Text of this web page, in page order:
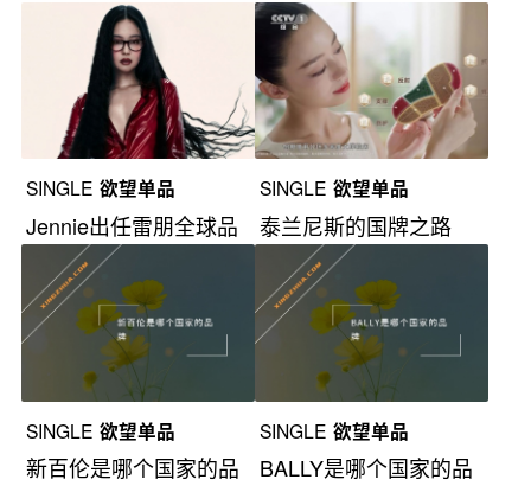
划亮相小白楼
杨颖
SINGLE 欲望单品
Jennie出任雷朋全球品
牌代言人
SINGLE 欲望单品
泰兰尼斯的国牌之路
SINGLE 欲望单品
新百伦是哪个国家的品
SINGLE 欲望单品
BALLY是哪个国家的品